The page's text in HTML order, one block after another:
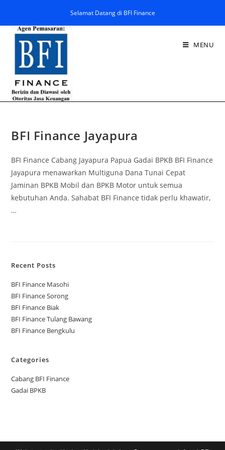
Selamat Datang di BFI Finance
MENU
BFI Finance Jayapura
BFI Finance Cabang Jayapura Papua Gadai BPKB BFI Finance
Jayapura menawarkan Multiguna Dana Tunai Cepat
Jaminan BPKB Mobil dan BPKB Motor untuk semua
kebutuhan Anda. Sahabat BFI Finance tidak perlu khawatir,
…
Recent Posts
BFI Finance Masohi
BFI Finance Sorong
BFI Finance Biak
BFI Finance Tulang Bawang
BFI Finance Bengkulu
Categories
Cabang BFI Finance
Gadai BPKB